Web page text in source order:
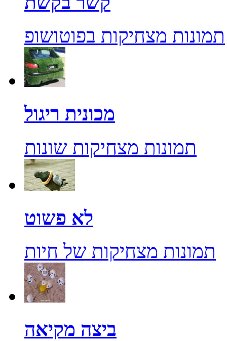
תמונות מצחיקות בפוטושופ
מכונית ריגול
תמונות מצחיקות שונות
לא פשוט
תמונות מצחיקות של חיות
ביצה מקיאה